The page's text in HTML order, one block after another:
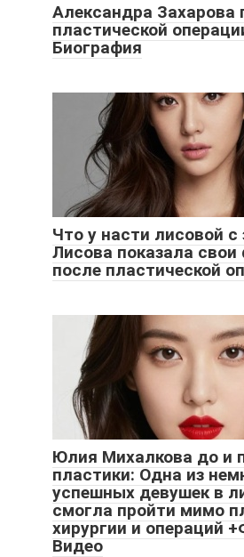
Александра Захарова
пластической
Биография
Что у насти лисовой с
Лисова показала свои
после пластической
Юлия Михалкова до и
пластики: Одна из
успешных девушек в
смогла пройти мимо
хирургии и операций
Видео